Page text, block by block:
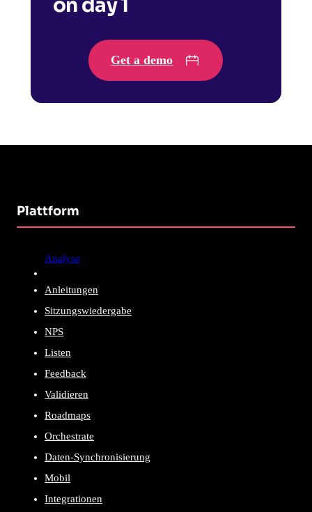
on day 1
Get a demo
Plattform
Analyse
Anleitungen
Sitzungswiedergabe
NPS
Listen
Feedback
Validieren
Roadmaps
Orchestrate
Daten-Synchronisierung
Mobil
Integrationen